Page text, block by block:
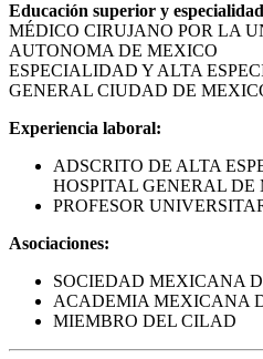
Educación superior y
MÉDICO CIRUJANO POR LA
AUTONOMA DE MEXICO
ESPECIALIDAD Y ALTA
GENERAL CIUDAD DE
Experiencia laboral:
ADSCRITO DE ALTA
HOSPITAL GENERAL DE
PROFESOR
Asociaciones:
SOCIEDAD MEXICANA
ACADEMIA MEXICANA
MIEMBRO DEL CILAD